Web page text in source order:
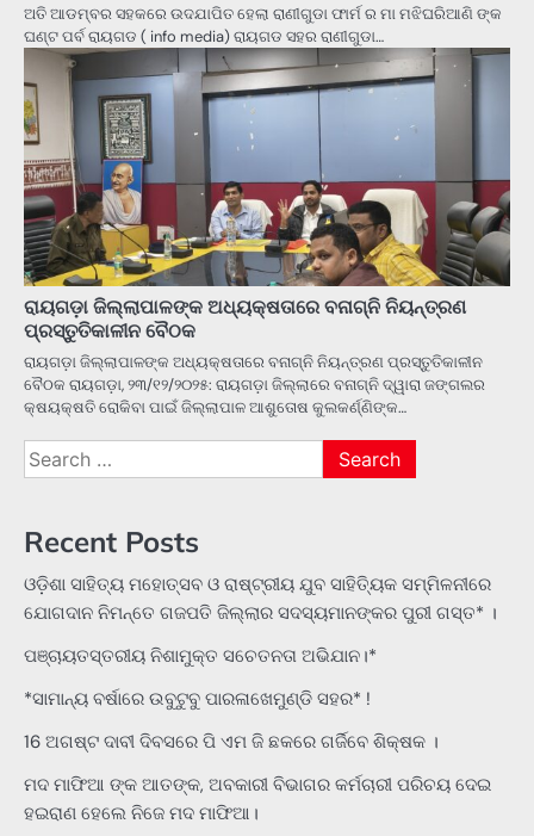
ଅତି ଆଡମ୍ବର ସହକରେ ଉଦଯାପିତ ହେଲା ରାଣୀଗୁଡା ଫାର୍ମ ର ମା ମଝିଘରିଆଣି ଙ୍କ
ଘଣ୍ଟ ପର୍ବ ରାୟଗଡ ( info media) ରାୟଗଡ ସହର ରାଣୀଗୁଡା…
ରାୟଗଡ଼ା ଜିଲ୍ଲାପାଳଙ୍କ ଅଧ୍ୟକ୍ଷତାରେ ବନାଗ୍ନି ନିୟନ୍ତ୍ରଣ
ପ୍ରସ୍ତୁତିକାଳୀନ ବୈଠକ
ରାୟଗଡ଼ା ଜିଲ୍ଲାପାଳଙ୍କ ଅଧ୍ୟକ୍ଷତାରେ ବନାଗ୍ନି ନିୟନ୍ତ୍ରଣ ପ୍ରସ୍ତୁତିକାଳୀନ
ବୈଠକ ରାୟଗଡ଼ା, ୨୩/୧୨/୨୦୨୫: ରାୟଗଡ଼ା ଜିଲ୍ଲାରେ ବନାଗ୍ନି ଦ୍ୱାରା ଜଙ୍ଗଲର
କ୍ଷୟକ୍ଷତି ରୋକିବା ପାଇଁ ଜିଲ୍ଲାପାଳ ଆଶୁତୋଷ କୁଲକର୍ଣ୍ଣିଙ୍କ…
Search
for:
Recent Posts
ଓଡ଼ିଶା ସାହିତ୍ୟ ମହୋତ୍ସବ ଓ ରାଷ୍ଟ୍ରୀୟ ଯୁବ ସାହିତ୍ୟିକ ସମ୍ମିଳନୀରେ
ଯୋଗଦାନ ନିମନ୍ତେ ଗଜପତି ଜିଲ୍ଲାର ସଦସ୍ୟମାନଙ୍କର ପୁରୀ ଗସ୍ତ* ।
ପଞ୍ଚାୟତସ୍ତରୀୟ ନିଶାମୁକ୍ତ ସଚେତନତା ଅଭିଯାନ।*
*ସାମାନ୍ୟ ବର୍ଷାରେ ଉବୁଟୁବୁ ପାରଳାଖେମୁଣ୍ଡି ସହର* !
16 ଅଗଷ୍ଟ ଦାବୀ ଦିବସରେ ପି ଏମ ଜି ଛକରେ ଗର୍ଜିବେ ଶିକ୍ଷକ ।
ମଦ ମାଫିଆ ଙ୍କ ଆତଙ୍କ, ଅବକାରୀ ବିଭାଗର କର୍ମଚାରୀ ପରିଚୟ ଦେଇ
ହଇରାଣ ହେଲେ ନିଜେ ମଦ ମାଫିଆ।